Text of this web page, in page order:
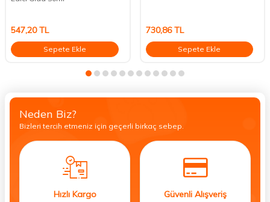
547,20TL
Sepete Ekle
730,86TL
Sepete Ekle
Neden Biz?
Bizleri tercih etmeniz için geçerli birkaç sebep.
Hızlı Kargo Güvenli Alışveriş